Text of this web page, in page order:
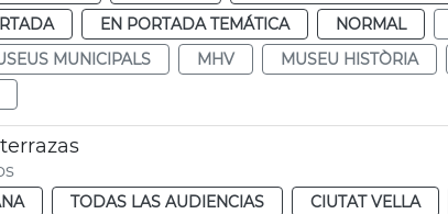
EN PORTADA TEMÁTICA NORMAL
MUNICIPALS MHV MUSEU HISTÒRIA
TODAS LAS AUDIENCIAS CIUTAT VELLA